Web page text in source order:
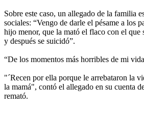
Sobre este caso, un allegado de la familia
sociales: “Vengo de darle el pésame a los
hijo menor, que la mató el flaco con el que
y después se suicidó”.
“De los momentos más horribles de mi
"´Recen por ella porque le arrebataron la
la mamá", contó el allegado en su cuenta
remató.